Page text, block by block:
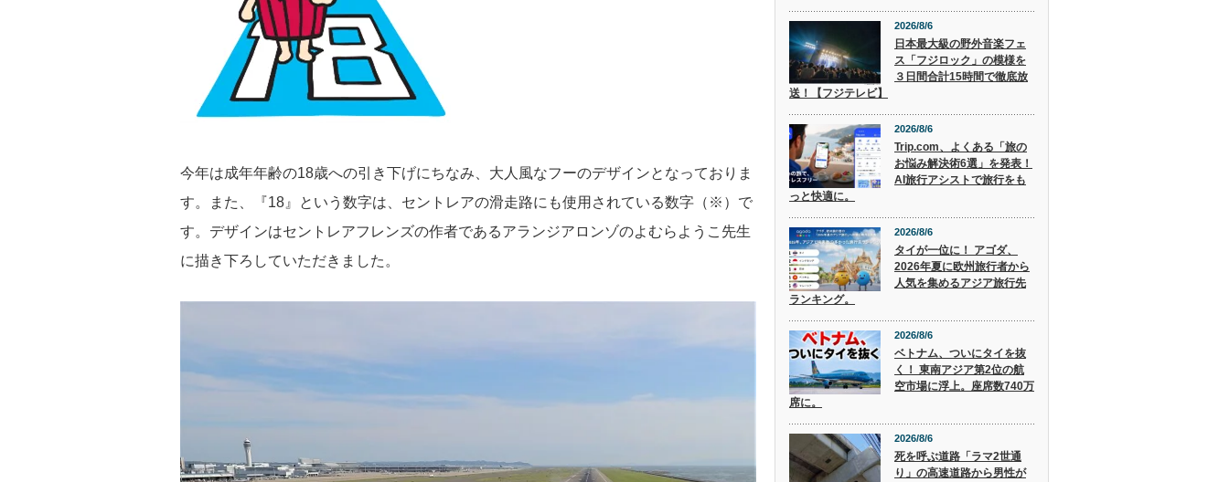
今年は成年年齢の18歳への引き下げにちなみ、大人風なフーのデザインとなっておりま
す。また、『18』という数字は、セントレアの滑走路にも使用されている数字（※）で
す。デザインはセントレアフレンズの作者であるアランジアロンゾのよむらようこ先生
に描き下ろしていただきました。
2026/8/6
日本最大級の野外音楽フェ
ス「フジロック」の模様を
３日間合計15時間で徹底放
送！【フジテレビ】
2026/8/6
Trip.com、よくある「旅の
お悩み解決術6選」を発表！
AI旅行アシストで旅行をも
っと快適に。
2026/8/6
タイが一位に！ アゴダ、
2026年夏に欧州旅行者から
人気を集めるアジア旅行先
ランキング。
2026/8/6
ベトナム、ついにタイを抜
く！ 東南アジア第2位の航
空市場に浮上。座席数740万
席に。
2026/8/6
死を呼ぶ道路「ラマ2世通
り」の高速道路から男性が